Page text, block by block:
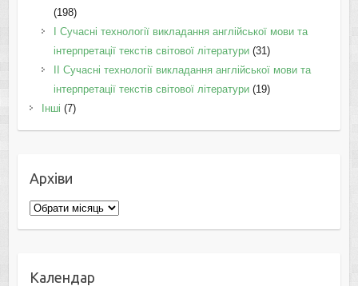
(198)
I Cучасні технології викладання англійської мови та
інтерпретації текстів світової літератури(31)
II Cучасні технології викладання англійської мови та
інтерпретації текстів світової літератури(19)
Інші (7)
Архіви
Архіви
Календар